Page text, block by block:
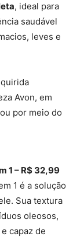
, ideal para
saudável
leves e
Avon, em
por meio do
1 – R$ 32,99
1 é a solução
Sua textura
oleosos,
capaz de